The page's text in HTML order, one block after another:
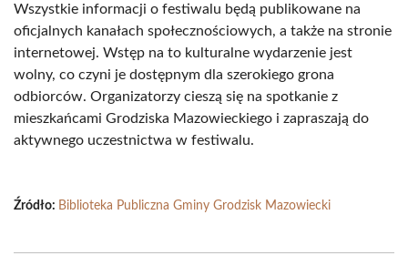
Wszystkie informacji o festiwalu będą publikowane na
oficjalnych kanałach społecznościowych, a także na stronie
internetowej. Wstęp na to kulturalne wydarzenie jest
wolny, co czyni je dostępnym dla szerokiego grona
odbiorców. Organizatorzy cieszą się na spotkanie z
mieszkańcami Grodziska Mazowieckiego i zapraszają do
aktywnego uczestnictwa w festiwalu.
Źródło: Biblioteka Publiczna Gminy Grodzisk Mazowiecki